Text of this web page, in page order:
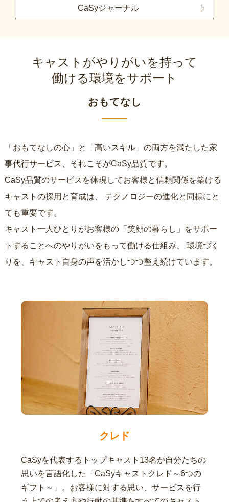
CaSyジャーナル
キャストがやりがいを持って
働ける環境をサポート
おもてなし
「おもてなしの心」と「高いスキル」の両方を満たした家
事代行サービス、それこそがCaSy品質です。
CaSy品質のサービスを体現してお客様と信頼関係を築ける
キャストの採用と育成は、
ても重要です。
キャスト一人ひとりがお客様の「笑顔の暮らし」をサポー
トすることへのやりがいをもって働ける仕組み、
りを、キャスト自身の声を活かしつつ整え続けています。
クレド
CaSyを代表するトップキャスト13名が自分たちの
思いを言語化した「CaSyキャストクレド～6つの
ギフト～」。お客様に対する思い、サービスを行